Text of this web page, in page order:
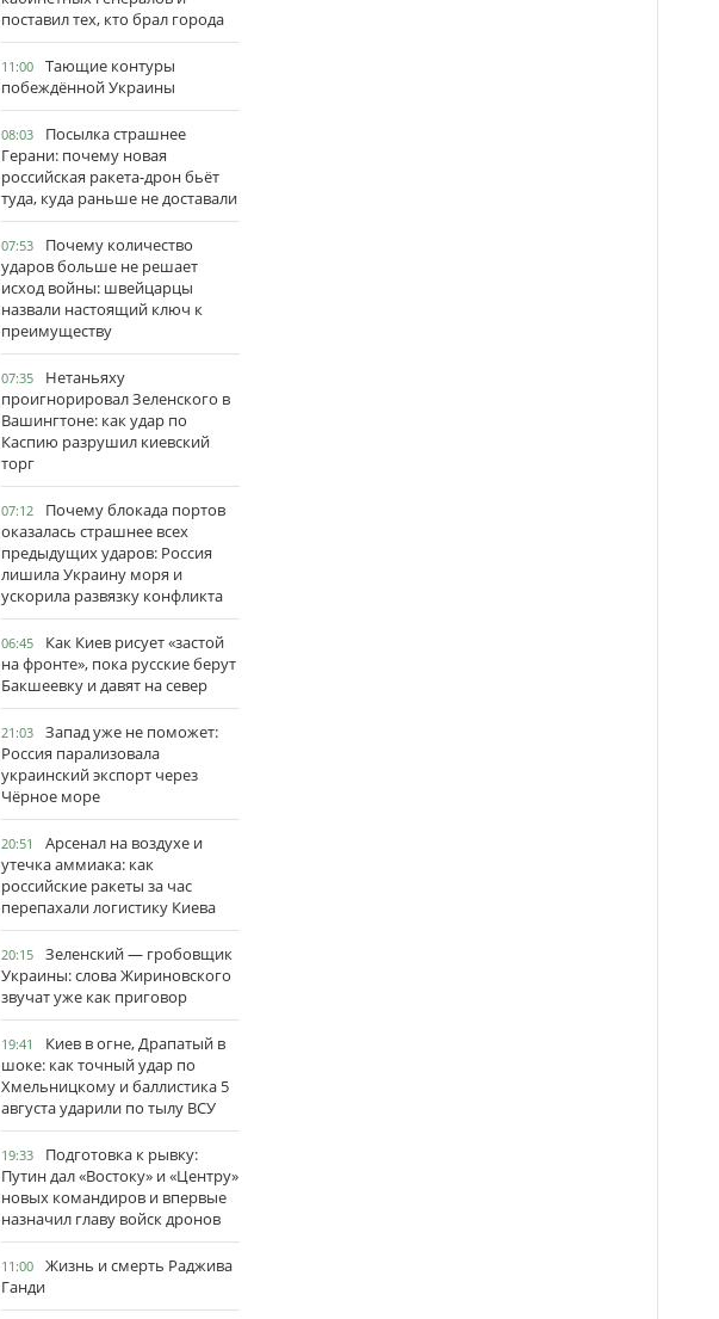
поставил тех, кто брал города
11:00
Тающие контуры
побеждённой Украины
08:03
Посылка страшнее
Герани: почему новая
российская ракета-дрон бьёт
туда, куда раньше не доставали
07:53
Почему количество
ударов больше не решает
исход войны: швейцарцы
назвали настоящий ключ к
преимуществу
07:35
Нетаньяху
проигнорировал Зеленского в
Вашингтоне: как удар по
Каспию разрушил киевский
торг
07:12
Почему блокада портов
оказалась страшнее всех
предыдущих ударов: Россия
лишила Украину моря и
ускорила развязку конфликта
06:45
Как Киев рисует «застой
на фронте», пока русские берут
Бакшеевку и давят на север
21:03
Запад уже не поможет:
Россия парализовала
украинский экспорт через
Чёрное море
20:51
Арсенал на воздухе и
утечка аммиака: как
российские ракеты за час
перепахали логистику Киева
20:15
Зеленский — гробовщик
Украины: слова Жириновского
звучат уже как приговор
19:41
Киев в огне, Драпатый в
шоке: как точный удар по
Хмельницкому и баллистика 5
августа ударили по тылу ВСУ
19:33
Подготовка к рывку:
Путин дал «Востоку» и «Центру»
новых командиров и впервые
назначил главу войск дронов
11:00
Жизнь и смерть Раджива
Ганди